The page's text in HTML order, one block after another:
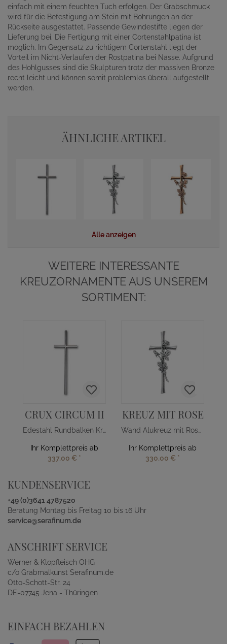
einfach mit einem feuchten Tuch erfolgen. Der Grabschmuck
wird für die Befestigung am Stein mit Bohrungen an der
Rückseite ausgestattet. Passende Gewindestifte liegen der
Lieferung bei. Die Fertigung mit einer Cortenstahlpatina ist
möglich. Im Gegensatz zu richtigem Cortenstahl liegt der
Vorteil im Nicht-Verlaufen der Rostpatina bei Nässe. Aufgrund
des Hohlgusses sind die Skulpturen trotz der massiven Bronze
recht leicht und können somit problemlos überall aufgestellt
werden.
ÄHNLICHE ARTIKEL
Alle anzeigen
WEITERE INTERESSANTE
KREUZORNAMENTE AUS UNSEREM
SORTIMENT:
CRUX CIRCUM II
Edestahl Rundbalken Kreuz für Grab
Ihr Komplettpreis ab
337,00 € *
KREUZ MIT ROSE
Wand Alukreuz mit Rosenblüten
Ihr Komplettpreis ab
330,00 € *
KUNDENSERVICE
+49 (0)3641 4787520
Beratung Montag bis Freitag 10 bis 16 Uhr
service@serafinum.de
ANSCHRIFT SERVICE
Werner & Klopfleisch OHG
c/o Grabmalkunst Serafinum.de
Otto-Schott-Str. 24
DE-07745 Jena - Thüringen
EINFACH BEZAHLEN